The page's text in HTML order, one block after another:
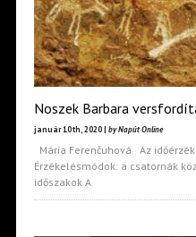
Noszek Barbara
január 10th, 2020 | by Napút Online
Mária Ferenčuhová Az
Érzékelésmódok: a csatornák
időszakok A